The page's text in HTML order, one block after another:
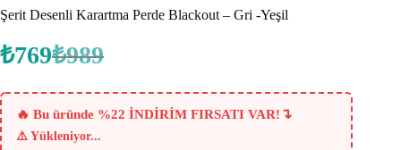
Şerit Desenli Karartma Perde Blackout – Gri -Yeşil
₺989
Orijinal
₺989.
₺769Şu
fiyat:
₺769.
🔥 Bu üründe %22 İNDİRİM FIRSATI VAR! ↴
⚠️ Yükleniyor...